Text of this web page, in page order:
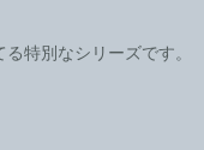
特別なシリーズです。